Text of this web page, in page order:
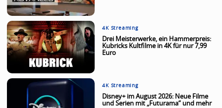
4K Streaming
Drei Meisterwerke, ein Hammerpreis:
Kubricks Kultfilme in 4K für nur 7,99
Euro
4K Streaming
Disney+ im August 2026: Neue Filme
und Serien mit „Futurama“ und mehr